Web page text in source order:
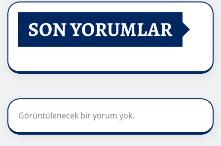
SON YORUMLAR
Görüntülenecek bir yorum yok.